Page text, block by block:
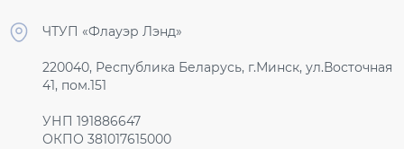
ЧТУП «Флауэр Лэнд»
220040, Республика Беларусь, г.Минск, ул.Восточная
41, пом.151
УНП 191886647
ОКПО 381017615000